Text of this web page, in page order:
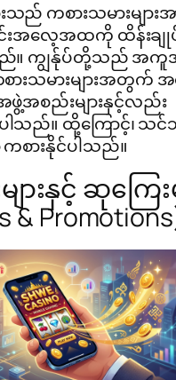
ည် ကစားသမားများအ
းအလေ့အထကို ထိန်းချု
ည်။ ကျွန်ုပ်တို့သည် အ
းသမားများအတွက်
ဖွဲ့အစည်းများနှင့်လည်း
ါသည်။ ထို့ကြောင့်၊ သ
စားနိုင်ပါသည်။
ျားနှင့် ဆုကြေး
&